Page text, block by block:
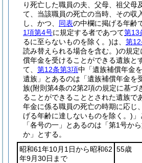
り死亡した職員の夫、父母、祖父母
て、当該職員の死亡の当時、その収
し、かつ、 同表の中欄に掲げる年齢
1項第4号に規定する者であつて第13
るに至らないものを除く。)は、 第
読み替えられる場合を含む。)の規定
償年金を受けることができる遺族と
て、 第12条第3項中「遺族補償年金
遺族」とあるのは「遺族補償年金を
族(附則第4条の2第2項の規定に基づ
ることができることとされた遺族で
年金に係る職員の死亡の時期に応じ
げる年齢に達しないものを除く。) 」
「各号の一」とあるのは「第1号か
か」とする。
昭和61年10月1日から昭和62
年9月30日まで
55歳